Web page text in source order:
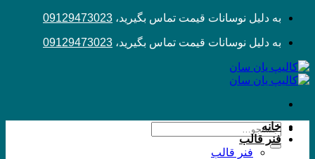
Skip
content
به دلیل نوسانات قیمت تماس بگیرید، 09129473023
به دلیل نوسانات قیمت تماس بگیرید، 09129473023
جستجو
برای:
خانه
فنر قالب
فنر قالب